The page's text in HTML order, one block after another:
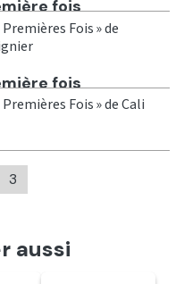
fois
Fois » de
fois
Fois » de Cali
3
aussi